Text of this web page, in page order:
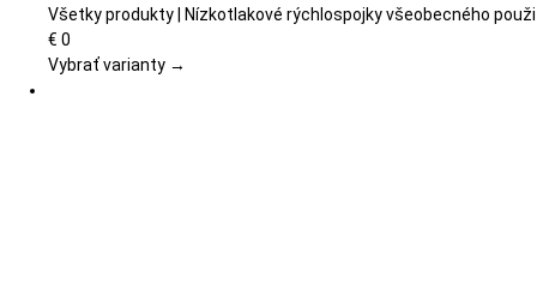
viacero
Možnosti
Všetky produkty | Nízkotlakové rýchlospojky všeobecného
€ 0
Vybrať varianty →